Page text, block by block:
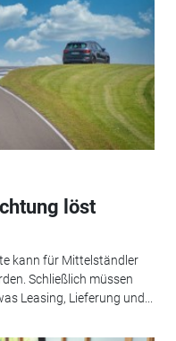
löst
kann für Mittelständler
Schließlich müssen
Leasing, Lieferung und...